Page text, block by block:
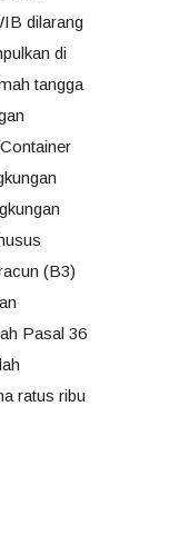
dilarang
di
tangga
(B3)
Pasal 36
ratus ribu